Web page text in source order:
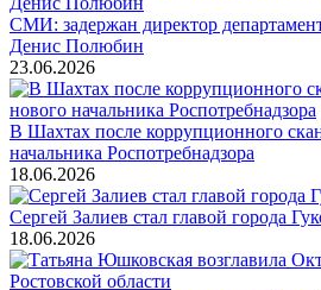
СМИ: задержан директор
Денис Полюбин
23.06.2026
В Шахтах после коррупционного
начальника Роспотребнадзора
18.06.2026
Сергей Залиев стал главой города
18.06.2026